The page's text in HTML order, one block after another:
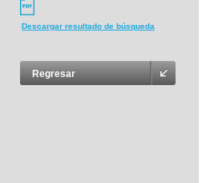
Descargar resultado de búsqueda
Regresar